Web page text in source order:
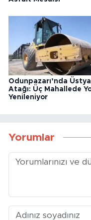
Odunpazarı’nda
Atağı: Üç Mahallede
Yenileniyor
Yorumlar